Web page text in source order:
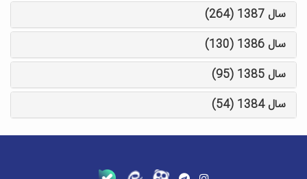
سال 1387 (264)
سال 1386 (130)
سال 1385 (95)
سال 1384 (54)